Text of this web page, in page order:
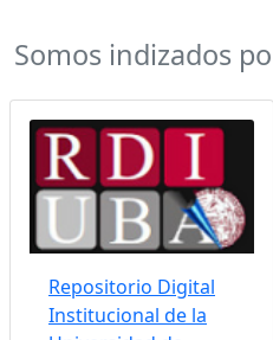
Somos indizados por: